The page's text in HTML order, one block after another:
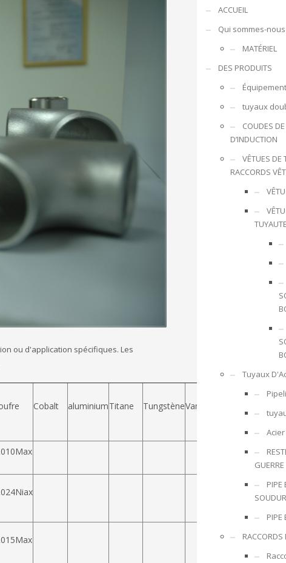
ou d'application spécifiques. Les
Cobalt aluminiumTitane TungstèneVanadium
phosphore
ACCUEIL
Qui sommes-nous
MATÉRIEL
DES PRODUITS
tuyaux
COUDES
D’INDUCTION
VÊTUES DE
RACCORDS
Tuyaux
PIPE
PIPE
RACCORDS